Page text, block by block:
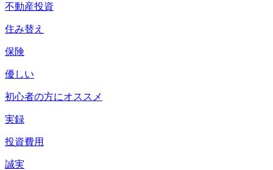
不動産投資
住み替え
保険
優しい
初心者の方にオススメ
実録
投資費用
誠実